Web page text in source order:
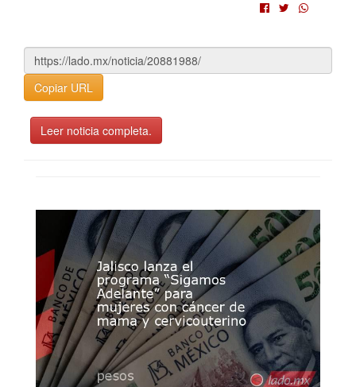
Copiar URL
Leer noticia completa.